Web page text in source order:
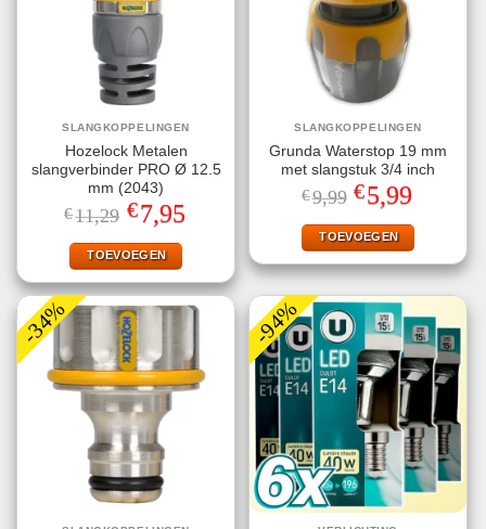
SLANGKOPPELINGEN
Hozelock Metalen
slangverbinder PRO Ø 12.5
mm (2043)
€11,29 Oorspronkelijke
prijs
was:
€11,29.
€7,95prijs
TOEVOEGEN
SLANGKOPPELINGEN
Grunda Waterstop 19 mm
met slangstuk 3/4 inch
€9,99 Oorspronkelijke
prijs
was:
€9,99.
€5,99
is:
€5,99.
TOEVOEGEN
-34% -94%